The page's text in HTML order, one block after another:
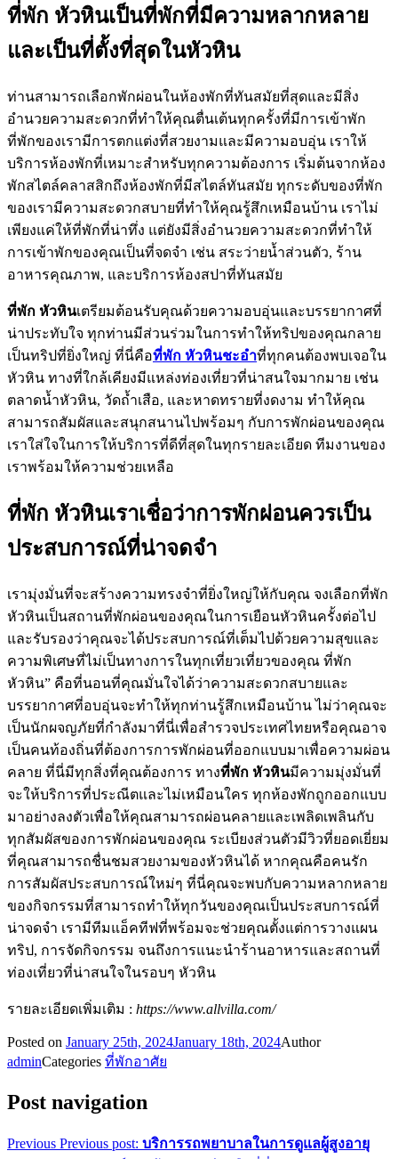
ที่พัก หัวหินเป็นที่พักที่มีความหลากหลาย
และเป็นที่ตั้งที่สุดในหัวหิน
ท่านสามารถเลือกพักผ่อนในห้องพักที่ทันสมัยที่สุดและมีสิ่ง
อำนวยความสะดวกที่ทำให้คุณตื่นเต้นทุกครั้งที่มีการเข้าพัก
ที่พักของเรามีการตกแต่งที่สวยงามและมีความอบอุ่น เราให้
บริการห้องพักที่เหมาะสำหรับทุกความต้องการ เริ่มต้นจากห้อง
พักสไตล์คลาสสิกถึงห้องพักที่มีสไตล์ทันสมัย ทุกระดับของที่พัก
ของเรามีความสะดวกสบายที่ทำให้คุณรู้สึกเหมือนบ้าน เราไม่
เพียงแค่ให้ที่พักที่น่าทึ่ง แต่ยังมีสิ่งอำนวยความสะดวกที่ทำให้
การเข้าพักของคุณเป็นที่จดจำ เช่น สระว่ายน้ำส่วนตัว, ร้าน
อาหารคุณภาพ, และบริการห้องสปาที่ทันสมัย
ที่พัก หัวหินเตรียมต้อนรับคุณด้วยความอบอุ่นและบรรยากาศที่
น่าประทับใจ ทุกท่านมีส่วนร่วมในการทำให้ทริปของคุณกลาย
เป็นทริปที่ยิ่งใหญ่ ที่นี่คือที่พัก หัวหินชะอำที่ทุกคนต้องพบเจอใน
หัวหิน ทางที่ใกล้เคียงมีแหล่งท่องเที่ยวที่น่าสนใจมากมาย เช่น
ตลาดน้ำหัวหิน, วัดถ้ำเสือ, และหาดทรายที่งดงาม ทำให้คุณ
สามารถสัมผัสและสนุกสนานไปพร้อมๆ กับการพักผ่อนของคุณ
เราใส่ใจในการให้บริการที่ดีที่สุดในทุกรายละเอียด ทีมงานของ
เราพร้อมให้ความช่วยเหลือ
ที่พัก หัวหินเราเชื่อว่าการพักผ่อนควรเป็น
ประสบการณ์ที่น่าจดจำ
เรามุ่งมั่นที่จะสร้างความทรงจำที่ยิ่งใหญ่ให้กับคุณ จงเลือกที่พัก
หัวหินเป็นสถานที่พักผ่อนของคุณในการเยือนหัวหินครั้งต่อไป
และรับรองว่าคุณจะได้ประสบการณ์ที่เต็มไปด้วยความสุขและ
ความพิเศษที่ไม่เป็นทางการในทุกเที่ยวเที่ยวของคุณ ที่พัก
หัวหิน” คือที่นอนที่คุณมั่นใจได้ว่าความสะดวกสบายและ
บรรยากาศที่อบอุ่นจะทำให้ทุกท่านรู้สึกเหมือนบ้าน ไม่ว่าคุณจะ
เป็นนักผจญภัยที่กำลังมาที่นี่เพื่อสำรวจประเทศไทยหรือคุณอาจ
เป็นคนท้องถิ่นที่ต้องการการพักผ่อนที่ออกแบบมาเพื่อความผ่อน
คลาย ที่นี่มีทุกสิ่งที่คุณต้องการ ทางที่พัก หัวหินมีความมุ่งมั่นที่
จะให้บริการที่ประณีตและไม่เหมือนใคร ทุกห้องพักถูกออกแบบ
มาอย่างลงตัวเพื่อให้คุณสามารถผ่อนคลายและเพลิดเพลินกับ
ทุกสัมผัสของการพักผ่อนของคุณ ระเบียงส่วนตัวมีวิวที่ยอดเยี่ยม
ที่คุณสามารถชื่นชมสวยงามของหัวหินได้ หากคุณคือคนรัก
การสัมผัสประสบการณ์ใหม่ๆ ที่นี่คุณจะพบกับความหลากหลาย
ของกิจกรรมที่สามารถทำให้ทุกวันของคุณเป็นประสบการณ์ที่
น่าจดจำ เรามีทีมแอ็คทีฟที่พร้อมจะช่วยคุณตั้งแต่การวางแผน
ทริป, การจัดกิจกรรม จนถึงการแนะนำร้านอาหารและสถานที่
ท่องเที่ยวที่น่าสนใจในรอบๆ หัวหิน
รายละเอียดเพิ่มเติม : https://www.allvilla.com/
Posted on January 25th, 2024January 18th, 2024Author
adminCategories ที่พักอาศัย
Post navigation
Previous Previous post: บริการรถพยาบาลในการดูแลผู้สูงอายุ